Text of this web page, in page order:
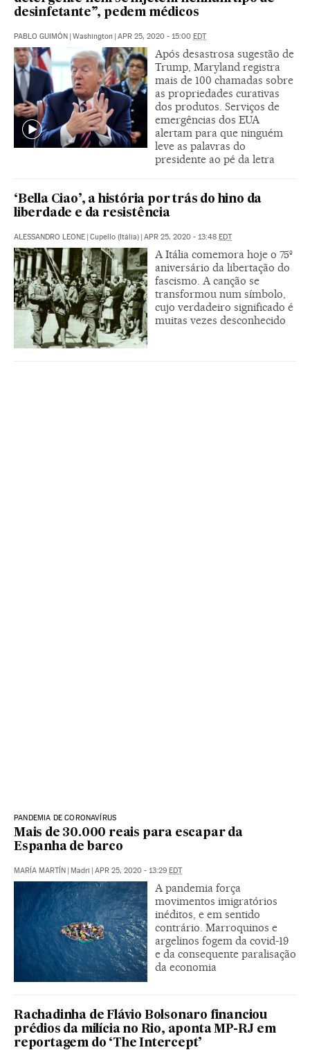
desinfetante”, pedem médicos
PABLO GUIMÓN | Washington | APR 25, 2020 - 15:00 EDT
Após desastrosa sugestão de
Trump, Maryland registra
mais de 100 chamadas sobre
as propriedades curativas
dos produtos. Serviços de
emergências dos EUA
alertam para que ninguém
leve as palavras do
presidente ao pé da letra
‘Bella Ciao’, a história por trás do hino da
liberdade e da resistência
ALESSANDRO LEONE | Cupello (Itália) | APR 25, 2020 - 13:48 EDT
A Itália comemora hoje o 75º
aniversário da libertação do
fascismo. A canção se
transformou num símbolo,
cujo verdadeiro significado é
muitas vezes desconhecido
PANDEMIA DE CORONAVÍRUS
Mais de 30.000 reais para escapar da
Espanha de barco
MARÍA MARTÍN | Madri | APR 25, 2020 - 13:29 EDT
A pandemia força
movimentos imigratórios
inéditos, e em sentido
contrário. Marroquinos e
argelinos fogem da covid-19
e da consequente paralisação
da economia
Rachadinha de Flávio Bolsonaro financiou
prédios da milícia no Rio, aponta MP-RJ em
reportagem do ‘The Intercept’